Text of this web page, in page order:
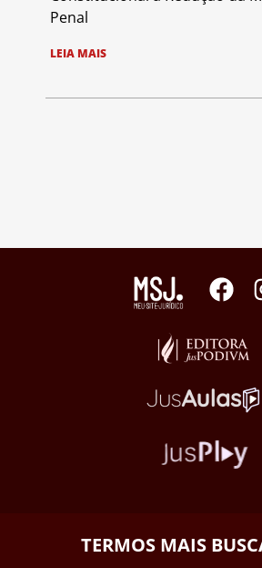
Penal
LEIA MAIS
TERMOS MAIS